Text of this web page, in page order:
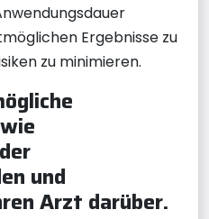
Ergebnisse zu
zu minimieren.
und
Arzt darüber.